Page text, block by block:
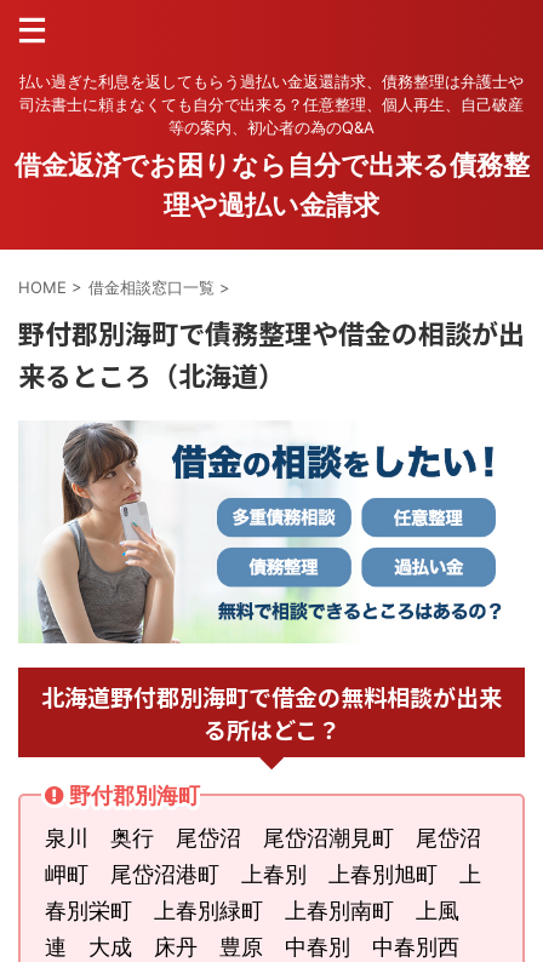
払い過ぎた利息を返してもらう過払い金返還請求、債務整理は弁護士や
司法書士に頼まなくても自分で出来る？任意整理、個人再生、自己破産
等の案内、初心者の為のQ&A
借金返済でお困りなら自分で出来る債務整
理や過払い金請求
HOME > 借金相談窓口一覧 >
野付郡別海町で債務整理や借金の相談が出
来るところ（北海道）
北海道野付郡別海町で借金の無料相談が出来
る所はどこ？
野付郡別海町
泉川 奥行 尾岱沼 尾岱沼潮見町 尾岱沼
岬町 尾岱沼港町 上春別 上春別旭町 上
春別栄町 上春別緑町 上春別南町 上風
連 大成 床丹 豊原 中春別 中春別西